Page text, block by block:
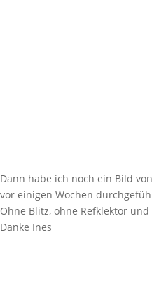
Dann habe ich noch ein Bild
vor einigen Wochen
Ohne Blitz, ohne Refklektor
Danke Ines